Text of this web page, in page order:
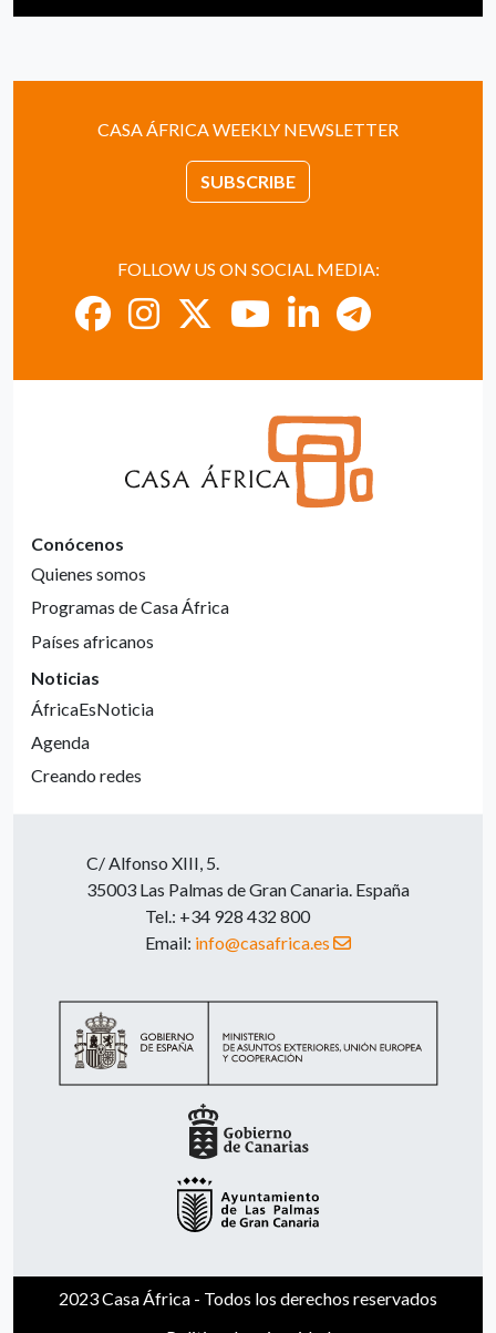
CASA ÁFRICA WEEKLY NEWSLETTER
SUBSCRIBE
FOLLOW US ON SOCIAL MEDIA:
Conócenos
Quienes somos
Programas de Casa África
Países africanos
Noticias
ÁfricaEsNoticia
Agenda
Creando redes
C/ Alfonso XIII, 5.
35003 Las Palmas de Gran Canaria. España
Tel.: +34 928 432 800
Email: info@casafrica.es
2023 Casa África - Todos los derechos reservados